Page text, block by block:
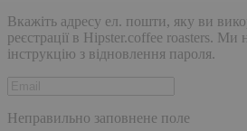
Вкажіть адресу ел. пошти, яку ви
реєстрації в Hipster.coffee roasters. Ми
інструкцію з відновлення пароля.
Неправильно заповнене поле